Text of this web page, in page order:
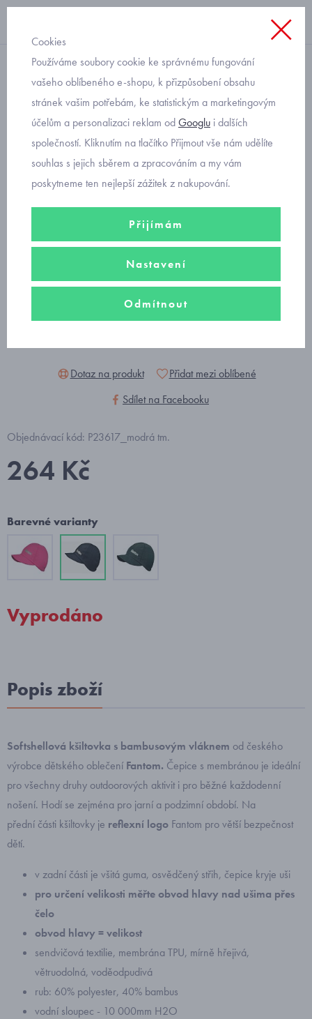
softshellová
dětská softshellová čepice
Fantom modrá s bambusem
Dotaz na produkt
Přidat mezi oblíbené
Sdílet na Facebooku
Objednávací kód: P23617_modrá tm.
264 Kč
Barevné varianty
Vyprodáno
Popis zboží
Softshellová kšiltovka s bambusovým vláknem od českého
výrobce dětského oblečení Fantom. Čepice s membránou je ideální
pro všechny druhy outdoorových aktivit i pro běžné každodenní
nošení. Hodí se zejména pro jarní a podzimní období. Na
přední části kšiltovky je reflexní logo Fantom pro větší bezpečnost
dětí.
v zadní části je všitá guma, osvědčený střih, čepice kryje uši
pro určení velikosti měřte obvod hlavy nad ušima přes
čelo
obvod hlavy = velikost
sendvičová textilie, membrána TPU, mírně hřejivá,
větruodolná, voděodpudivá
rub: 60% polyester, 40% bambus
vodní sloupec - 10 000mm H2O
Cookies
Používáme soubory cookie ke správnému fungování
vašeho oblíbeného e-shopu, k přizpůsobení obsahu
stránek vašim potřebám, ke statistickým a marketingovým
účelům a personalizaci reklam odGooglu i dalších
společností. Kliknutím na tlačítko Přijmout vše nám udělíte
souhlas s jejich sběrem a zpracováním a my vám
poskytneme ten nejlepší zážitek z nakupování.
Přijímám
Nastavení
Odmítnout